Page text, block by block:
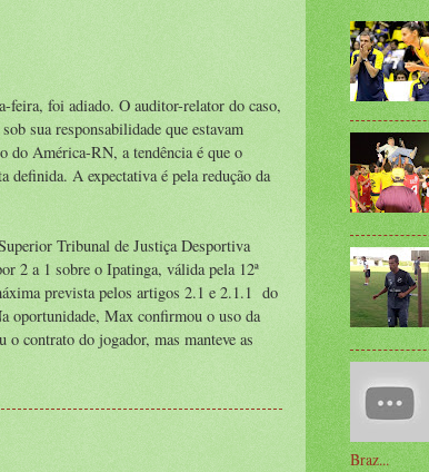
feira, foi adiado. O auditor-relator do caso,
sua responsabilidade que estavam
do América-RN, a tendência é que o
definida. A expectativa é pela redução da
Tribunal de Justiça Desportiva
2 a 1 sobre o Ipatinga, válida pela 12ª
prevista pelos artigos 2.1 e 2.1.1 do
oportunidade, Max confirmou o uso da
contrato do jogador, mas manteve as
Braz...